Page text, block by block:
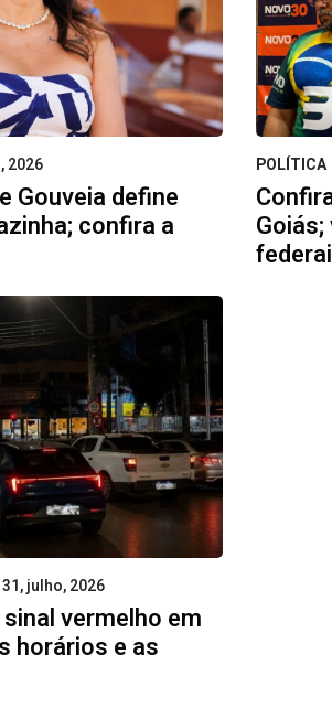
2026
Gouveia define
confira a
POLÍTICA
31, julho, 2026
vermelho em
horários e as